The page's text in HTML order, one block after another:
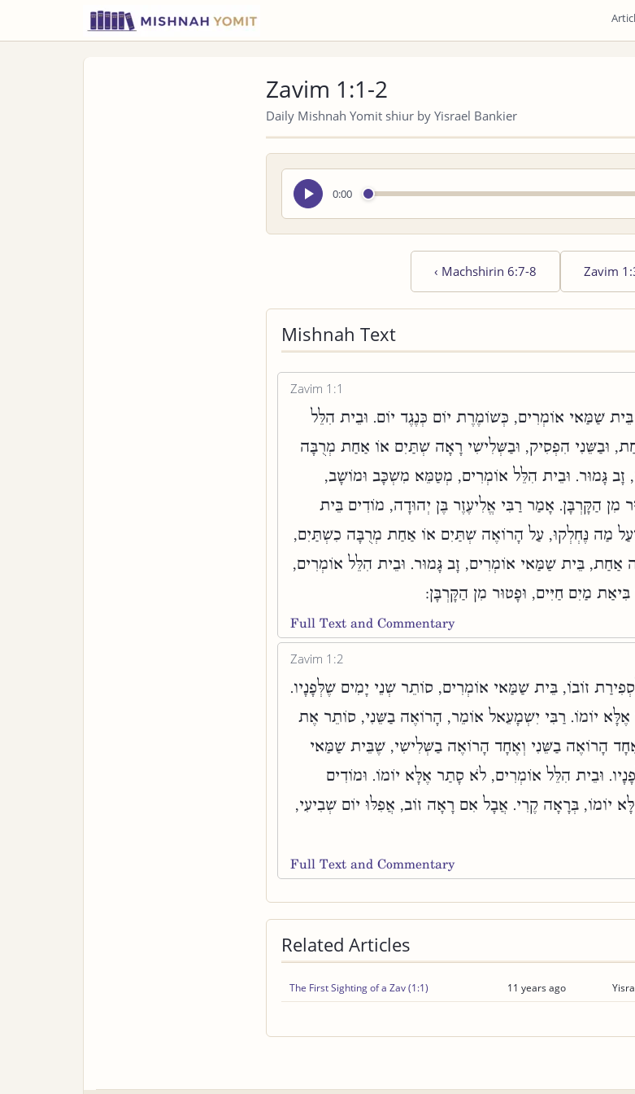
Zavim 1:1-2
Daily Mishnah Yomit shiur by Yisrael Bankier
0:00
Seek
audio
‹ Machshirin 6:7-8 Zavim
Mishnah Text
Zavim 1:1
שַׁמַּאי אוֹמְרִים, כְּשׁוֹמֶרֶת יוֹם כְּנֶגֶד יוֹם. וּבֵית הִלֵּל
וּבַשֵּׁנִי הִפְסִיק, וּבַשְּׁלִישִׁי רָאָה שְׁתַּיִם אוֹ אַחַת מְרֻבָּה
גָּמוּר. וּבֵית הִלֵּל אוֹמְרִים, מְטַמֵּא מִשְׁכָּב וּמוֹשָׁב,
מִן הַקָּרְבָּן. אָמַר רַבִּי אֱלִיעֶזֶר בֶּן יְהוּדָה, מוֹדִים בֵּית
מַה נֶּחְלְקוּ, עַל הָרוֹאֶה שְׁתַּיִם אוֹ אַחַת מְרֻבָּה כִשְׁתַּיִם,
אַחַת, בֵּית שַׁמַּאי אוֹמְרִים, זָב גָּמוּר. וּבֵית הִלֵּל אוֹמְרִים,
מַיִם חַיִּים, וּפָטוּר מִן הַקָּרְבָּן:
Full Text and Commentary
Zavim 1:2
זוֹבוֹ, בֵּית שַׁמַּאי אוֹמְרִים, סוֹתֵר שְׁנֵי יָמִים שֶׁלְּפָנָיו.
יוֹמוֹ. רַבִּי יִשְׁמָעֵאל אוֹמֵר, הָרוֹאֶה בַשֵּׁנִי, סוֹתֵר אֶת
הָרוֹאֶה בַשֵּׁנִי וְאֶחָד הָרוֹאֶה בַשְּׁלִישִׁי, שֶׁבֵּית שַׁמַּאי
וּבֵית הִלֵּל אוֹמְרִים, לֹא סָתַר אֶלָּא יוֹמוֹ. וּמוֹדִים
יוֹמוֹ, בְּרָאָה קֶרִי. אֲבָל אִם רָאָה זוֹב, אֲפִלּוּ יוֹם שְׁבִיעִי,
Full Text and Commentary
Related Articles
The First Sighting of a Zav (1:1) 11 years ago